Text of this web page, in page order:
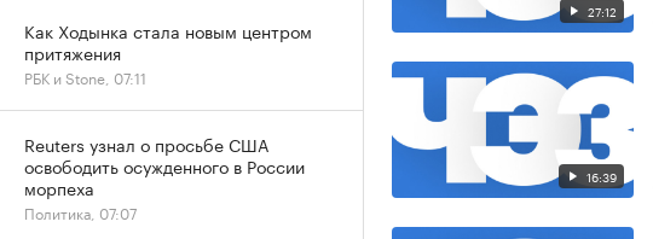
27:12
16:39
Как Ходынка стала новым центром
притяжения
РБК и Stone, 07:11
Reuters узнал о просьбе США
освободить осужденного в России
морпеха
Политика, 07:07